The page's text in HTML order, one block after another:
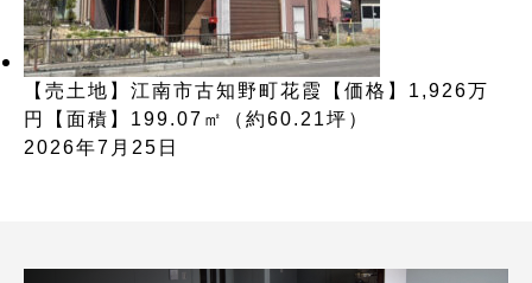
【売土地】江南市古知野町花霞【価格】1,926万
円【面積】199.07㎡（約60.21坪）
2026年7月25日